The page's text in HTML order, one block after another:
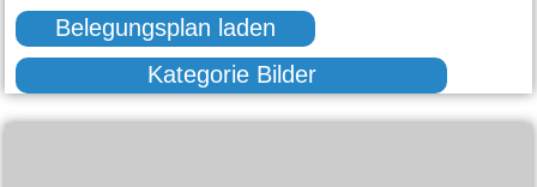
Belegungsplan laden
Kategorie Bilder